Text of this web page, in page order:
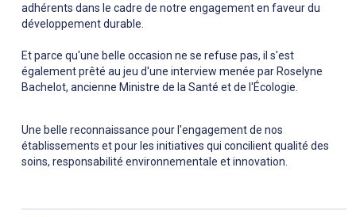
adhérents dans le cadre de notre engagement en faveur du
développement durable.
Et parce qu'une belle occasion ne se refuse pas, il s'est
également prêté au jeu d'une interview menée par Roselyne
Bachelot, ancienne Ministre de la Santé et de l'Écologie.
Une belle reconnaissance pour l'engagement de nos
établissements et pour les initiatives qui concilient qualité des
soins, responsabilité environnementale et innovation.